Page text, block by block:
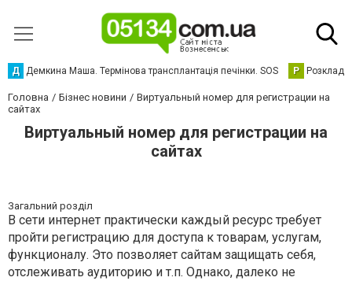
Д Демкина Маша. Термінова трансплантація печінки. SOS Р Розклад
Головна Бізнес новини
Виртуальный номер для регистрации на
сайтах
Виртуальный номер для регистрации на
сайтах
Загальний розділ
В сети интернет практически каждый ресурс требует
пройти регистрацию для доступа к товарам, услугам,
функционалу. Это позволяет сайтам защищать себя,
отслеживать аудиторию и т.п. Однако, далеко не